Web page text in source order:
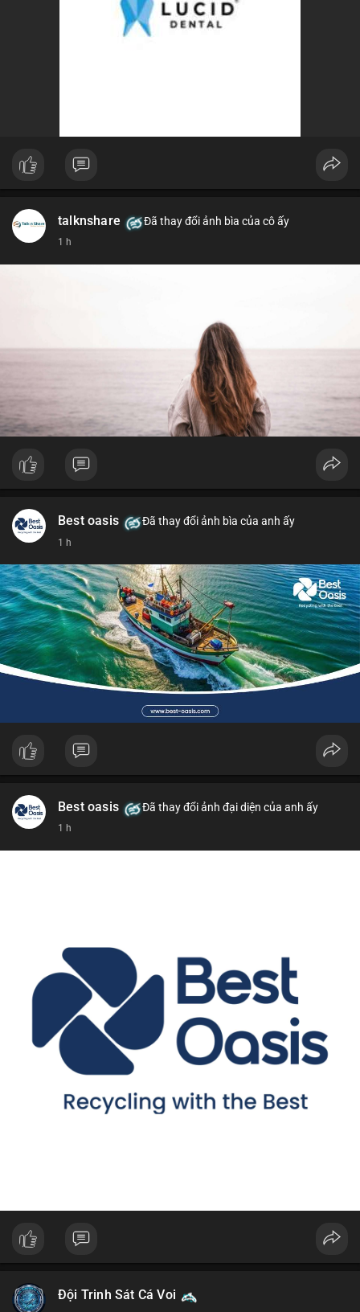
talknshare Đã thay đổi ảnh bìa của cô ấy
1 h
Best oasis Đã thay đổi ảnh bìa của anh ấy
1 h
Best oasis Đã thay đổi ảnh đại diện của anh ấy
1 h
Đội Trinh Sát Cá Voi